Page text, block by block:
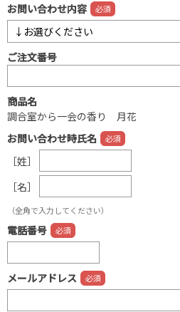
お問い合わせ内容
ご注文番号
商品名
調合室から一会の香り 月花
お問い合わせ時氏名
［姓］
［名］
（全角で入力してください）
電話番号
メールアドレス